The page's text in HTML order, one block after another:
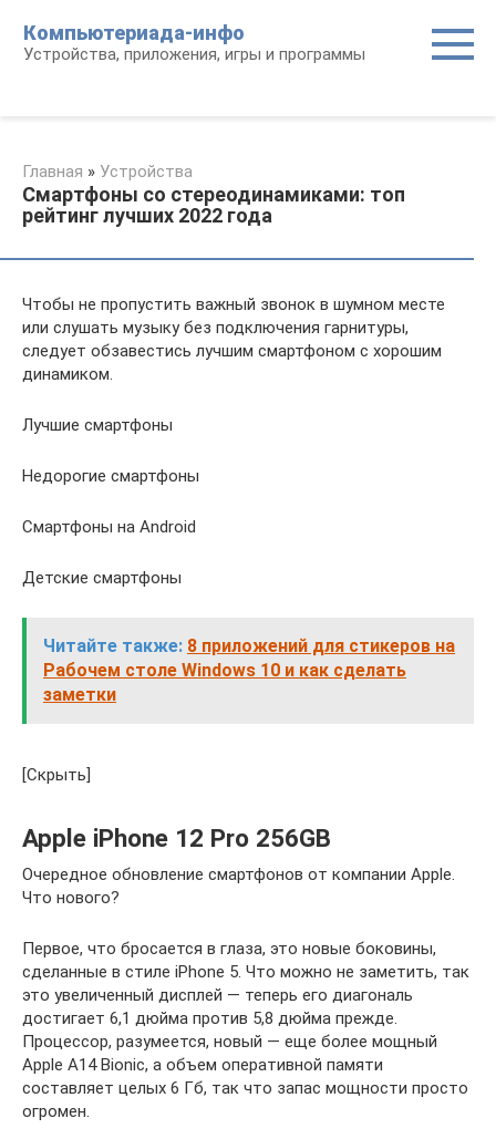
контенту
Компьютериада-инфо
Устройства, приложения, игры и программы
Главная » Устройства
Смартфоны со стереодинамиками: топ
рейтинг лучших 2022 года
Чтобы не пропустить важный звонок в шумном месте
или слушать музыку без подключения гарнитуры,
следует обзавестись лучшим смартфоном с хорошим
динамиком.
Лучшие смартфоны
Недорогие смартфоны
Смартфоны на Android
Детские смартфоны
Читайте также: 8 приложений для стикеров на
Рабочем столе Windows 10 и как сделать
заметки
[Скрыть]
Apple iPhone 12 Pro 256GB
Очередное обновление смартфонов от компании Apple.
Что нового?
Первое, что бросается в глаза, это новые боковины,
сделанные в стиле iPhone 5. Что можно не заметить, так
это увеличенный дисплей — теперь его диагональ
достигает 6,1 дюйма против 5,8 дюйма прежде.
Процессор, разумеется, новый — еще более мощный
Apple A14 Bionic, а объем оперативной памяти
составляет целых 6 Гб, так что запас мощности просто
огромен.